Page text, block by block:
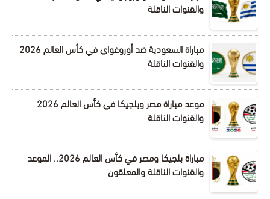
والقنوات الناقلة
مباراة السعودية ضد أوروغواي في كأس العالم 2026
والقنوات الناقلة
موعد مباراة مصر وبلجيكا في كأس العالم 2026
والقنوات الناقلة
مباراة بلجيكا ومصر في كأس العالم 2026.. الموعد
والقنوات الناقلة والمعلقون